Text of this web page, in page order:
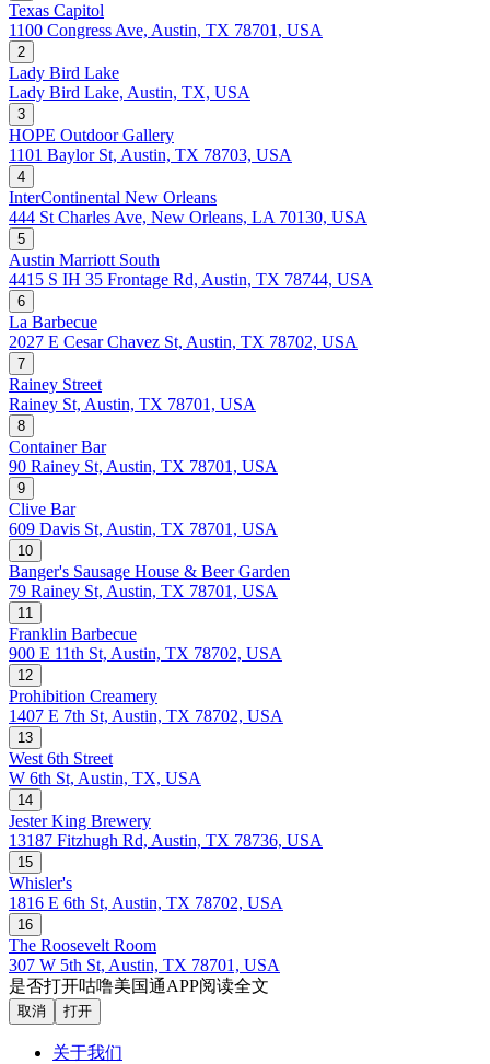
Texas Capitol
1100 Congress Ave, Austin, TX 78701, USA
2
Lady Bird Lake
Lady Bird Lake, Austin, TX, USA
3
HOPE Outdoor Gallery
1101 Baylor St, Austin, TX 78703, USA
4
InterContinental New Orleans
444 St Charles Ave, New Orleans, LA 70130, USA
5
Austin Marriott South
4415 S IH 35 Frontage Rd, Austin, TX 78744, USA
6
La Barbecue
2027 E Cesar Chavez St, Austin, TX 78702, USA
7
Rainey Street
Rainey St, Austin, TX 78701, USA
8
Container Bar
90 Rainey St, Austin, TX 78701, USA
9
Clive Bar
609 Davis St, Austin, TX 78701, USA
10
Banger's Sausage House & Beer Garden
79 Rainey St, Austin, TX 78701, USA
11
Franklin Barbecue
900 E 11th St, Austin, TX 78702, USA
12
Prohibition Creamery
1407 E 7th St, Austin, TX 78702, USA
13
West 6th Street
W 6th St, Austin, TX, USA
14
Jester King Brewery
13187 Fitzhugh Rd, Austin, TX 78736, USA
15
Whisler's
1816 E 6th St, Austin, TX 78702, USA
16
The Roosevelt Room
307 W 5th St, Austin, TX 78701, USA
是否打开咕噜美国通APP阅读全文
取消 打开
关于我们